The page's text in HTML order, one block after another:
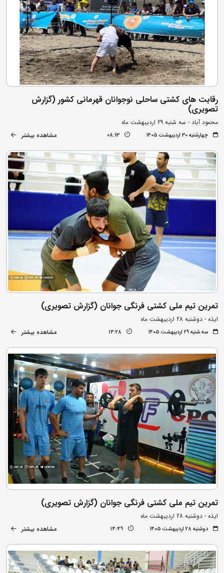
رقابت های کشتی ساحلی نوجوانان قهرمانی کشور (گزارش
تصویری)
محمود آباد - سه شنبه 29 اردیبهشت ماه
چهارشنبه ۳۰ اردیبهشت ۱۴۰۵ 08:13 مشاهده بیشتر
تمرین تیم ملی کشتی فرنگی جوانان (گزارش تصویری)
ایذه - دوشنبه 28 اردیبهشت ماه
سه شنبه ۲۹ اردیبهشت ۱۴۰۵ 14:28 مشاهده بیشتر
تمرین تیم ملی کشتی فرنگی جوانان (گزارش تصویری)
ایذه - دوشنبه 28 اردیبهشت ماه
دوشنبه ۲۸ اردیبهشت ۱۴۰۵ 14:49 مشاهده بیشتر